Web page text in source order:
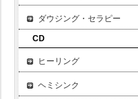
ダウジング・セラピー
CD
ヒーリング
ヘミシンク